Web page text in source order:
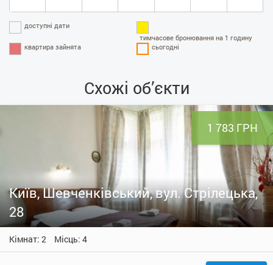
доступні дати
тимчасове бронювання на 1 годину
квартира зайнята
сьогодні
Схожі об’єкти
1 783 ГРН
Київ, Шевченківський, вул. Стрілецька,
28
Кімнат: 2 Місць: 4